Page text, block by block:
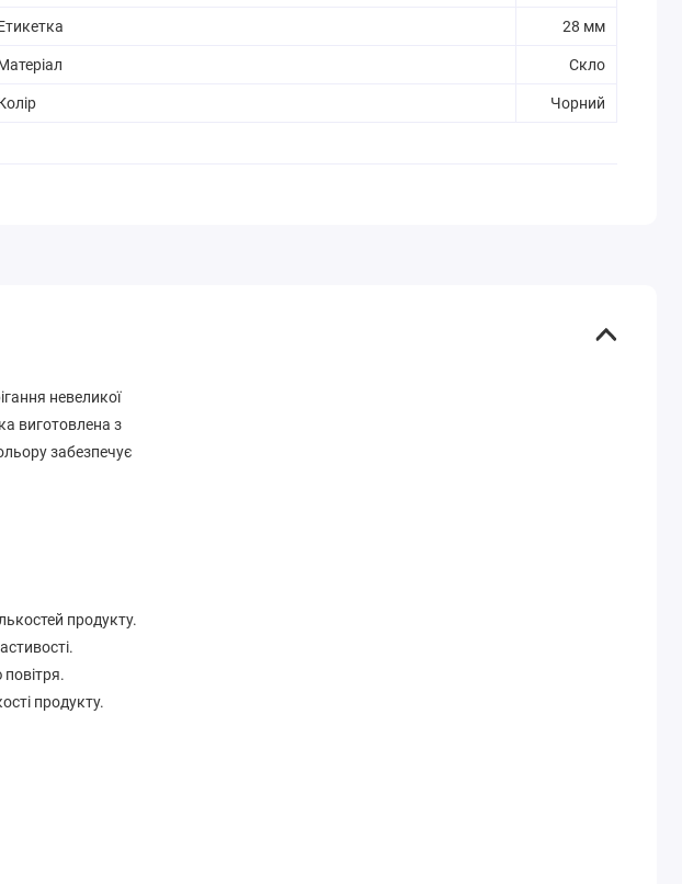
28 мм
Скло
Чорний
невеликої
виготовлена з
забезпечує
продукту.
продукту.